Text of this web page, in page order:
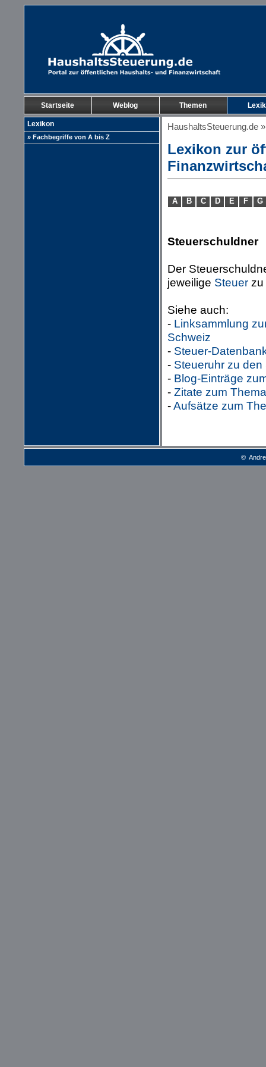
Startseite Weblog Themen
Lexikon
» Fachbegriffe von A bis Z
HaushaltsSteuerung.de
Lexikon zur
A B C D E F G
Steuerschuldner
Der
jeweilige Steuer zu
Siehe auch:
- Linksammlung
Schweiz
- Steuer-
- Steueruhr zu
- Blog-Einträge
- Zitate zum
-Aufsätze zum
©